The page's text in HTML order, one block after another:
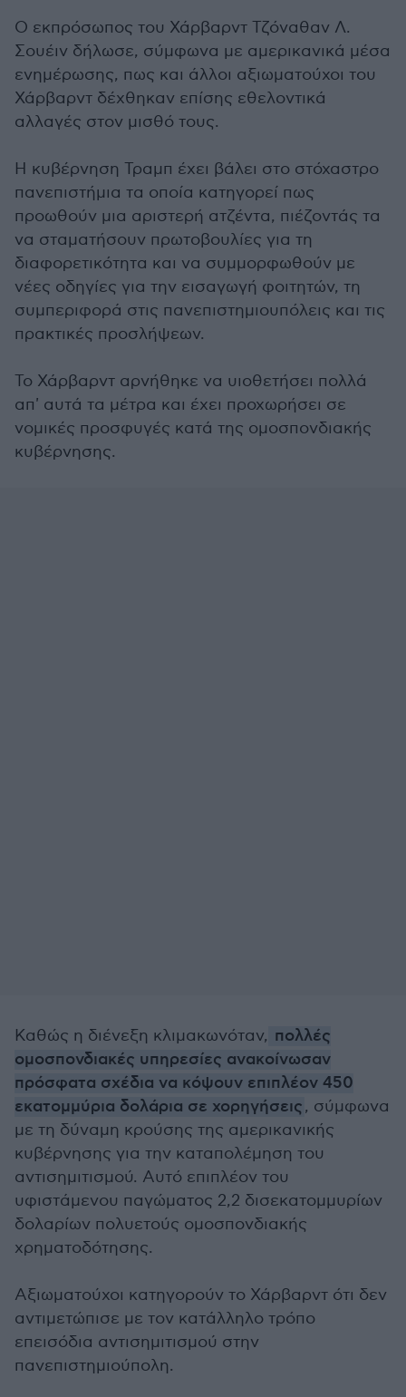
Ο εκπρόσωπος του Χάρβαρντ Τζόναθαν Λ.
Σουέιν δήλωσε, σύμφωνα με αμερικανικά μέσα
ενημέρωσης, πως και άλλοι αξιωματούχοι του
Χάρβαρντ δέχθηκαν επίσης εθελοντικά
αλλαγές στον μισθό τους.
Η κυβέρνηση Τραμπ έχει βάλει στο στόχαστρο
πανεπιστήμια τα οποία κατηγορεί πως
προωθούν μια αριστερή ατζέντα, πιέζοντάς τα
να σταματήσουν πρωτοβουλίες για τη
διαφορετικότητα και να συμμορφωθούν με
νέες οδηγίες για την εισαγωγή φοιτητών, τη
συμπεριφορά στις πανεπιστημιουπόλεις και τις
πρακτικές προσλήψεων.
Το Χάρβαρντ αρνήθηκε να υιοθετήσει πολλά
απ' αυτά τα μέτρα και έχει προχωρήσει σε
νομικές προσφυγές κατά της ομοσπονδιακής
κυβέρνησης.
Καθώς η διένεξη κλιμακωνόταν, πολλές
ομοσπονδιακές υπηρεσίες ανακοίνωσαν
πρόσφατα σχέδια να κόψουν επιπλέον 450
εκατομμύρια δολάρια σε χορηγήσεις, σύμφωνα
με τη δύναμη κρούσης της αμερικανικής
κυβέρνησης για την καταπολέμηση του
αντισημιτισμού. Αυτό επιπλέον του
υφιστάμενου παγώματος 2,2 δισεκατομμυρίων
δολαρίων πολυετούς ομοσπονδιακής
χρηματοδότησης.
Αξιωματούχοι κατηγορούν το Χάρβαρντ ότι δεν
αντιμετώπισε με τον κατάλληλο τρόπο
επεισόδια αντισημιτισμού στην
πανεπιστημιούπολη.